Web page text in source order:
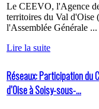
Le CEEVO, l'Agence
territoires du Val d'Oise
l'Assemblée Générale ...
Lire la suite
Réseaux: Participation du
d’Oise à Soisy-sous-...